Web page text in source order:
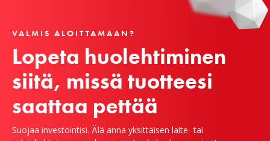
VALMIS ALOITTAMAAN?
Lopeta huolehtiminen
siitä, missä tuotteesi
saattaa pettää
Suojaa investointisi. Älä anna yksittäisen laite- tai